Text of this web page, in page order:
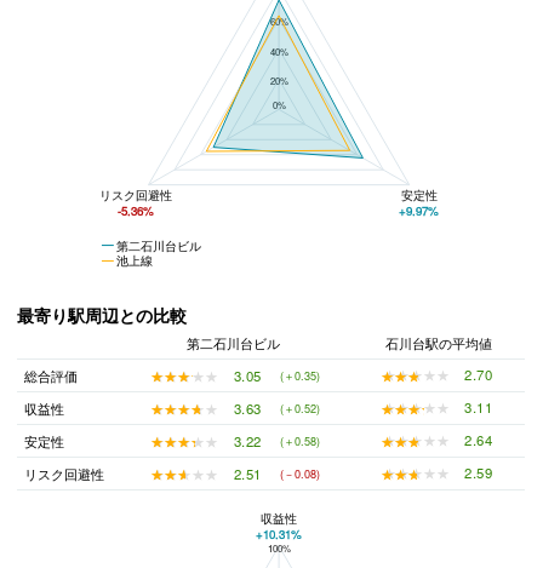
60%
40%
20%
0%
第二石川台ビル
池上線
リスク回避性
-5.36%
安定性
+9.97%
最寄り駅周辺との比較
第二石川台ビル
石川台駅の平均値
総合評価
★★★★★
★★★★★ 3.05 (＋0.35) ★★★★★
★★★★★
2.70
収益性
★★★★★
★★★★★ 3.63 (＋0.52) ★★★★★
★★★★★
3.11
安定性
★★★★★
★★★★★ 3.22 (＋0.58) ★★★★★
★★★★★
2.64
リスク回避性
★★★★★
★★★★★ 2.51 (－0.08) ★★★★★
★★★★★ 2.59
第二石川台ビルと石川台駅の平均値の総合評価の比較
100%
収益性
+10.31%